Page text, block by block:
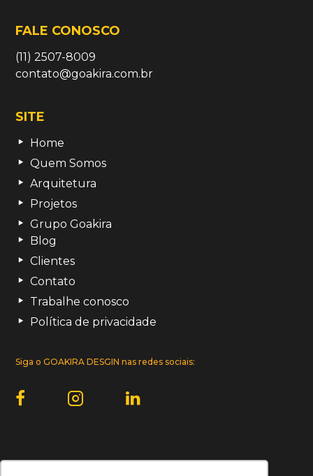
FALE CONOSCO
(11) 2507-8009
contato@goakira.com.br
SITE
Home
Quem Somos
Arquitetura
Projetos
Grupo Goakira
Blog
Clientes
Contato
Trabalhe conosco
Política de privacidade
Siga o GOAKIRA DESGIN nas redes sociais:
Uma empresa do Grupo Goakira: